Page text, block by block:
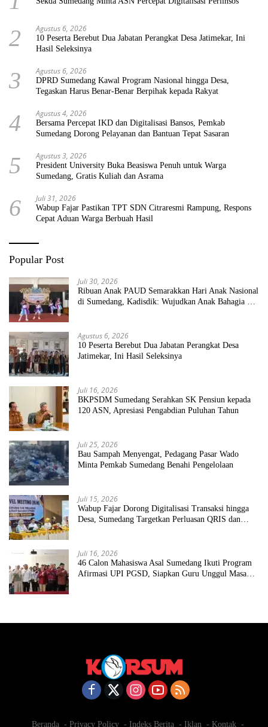
2 Agustus 6, 2026
10 Peserta Berebut Dua Jabatan Perangkat Desa Jatimekar, Ini
Hasil Seleksinya
3 Agustus 6, 2026
DPRD Sumedang Kawal Program Nasional hingga Desa,
Tegaskan Harus Benar-Benar Berpihak kepada Rakyat
4 Agustus 4, 2026
Bersama Percepat IKD dan Digitalisasi Bansos, Pemkab
Sumedang Dorong Pelayanan dan Bantuan Tepat Sasaran
5 Agustus 3, 2026
President University Buka Beasiswa Penuh untuk Warga
Sumedang, Gratis Kuliah dan Asrama
6 Juli 31, 2026
Wabup Fajar Pastikan TPT SDN Citraresmi Rampung, Respons
Cepat Aduan Warga Berbuah Hasil
Popular Post
Juli 30, 2026
Ribuan Anak PAUD Semarakkan Hari Anak Nasional
di Sumedang, Kadisdik: Wujudkan Anak Bahagia dan
Agustus 6, 2026
10 Peserta Berebut Dua Jabatan Perangkat Desa
Jatimekar, Ini Hasil Seleksinya
Juli 16, 2026
BKPSDM Sumedang Serahkan SK Pensiun kepada
120 ASN, Apresiasi Pengabdian Puluhan Tahun
Juli 25, 2026
Bau Sampah Menyengat, Pedagang Pasar Wado
Minta Pemkab Sumedang Benahi Pengelolaan
Juli 15, 2026
Wabup Fajar Dorong Digitalisasi Transaksi hingga
Desa, Sumedang Targetkan Perluasan QRIS dan
Juli 16, 2026
46 Calon Mahasiswa Asal Sumedang Ikuti Program
Afirmasi UPI PGSD, Siapkan Guru Unggul Masa
Beranda Privacy Policy Indeks Berita Iklan Kontak